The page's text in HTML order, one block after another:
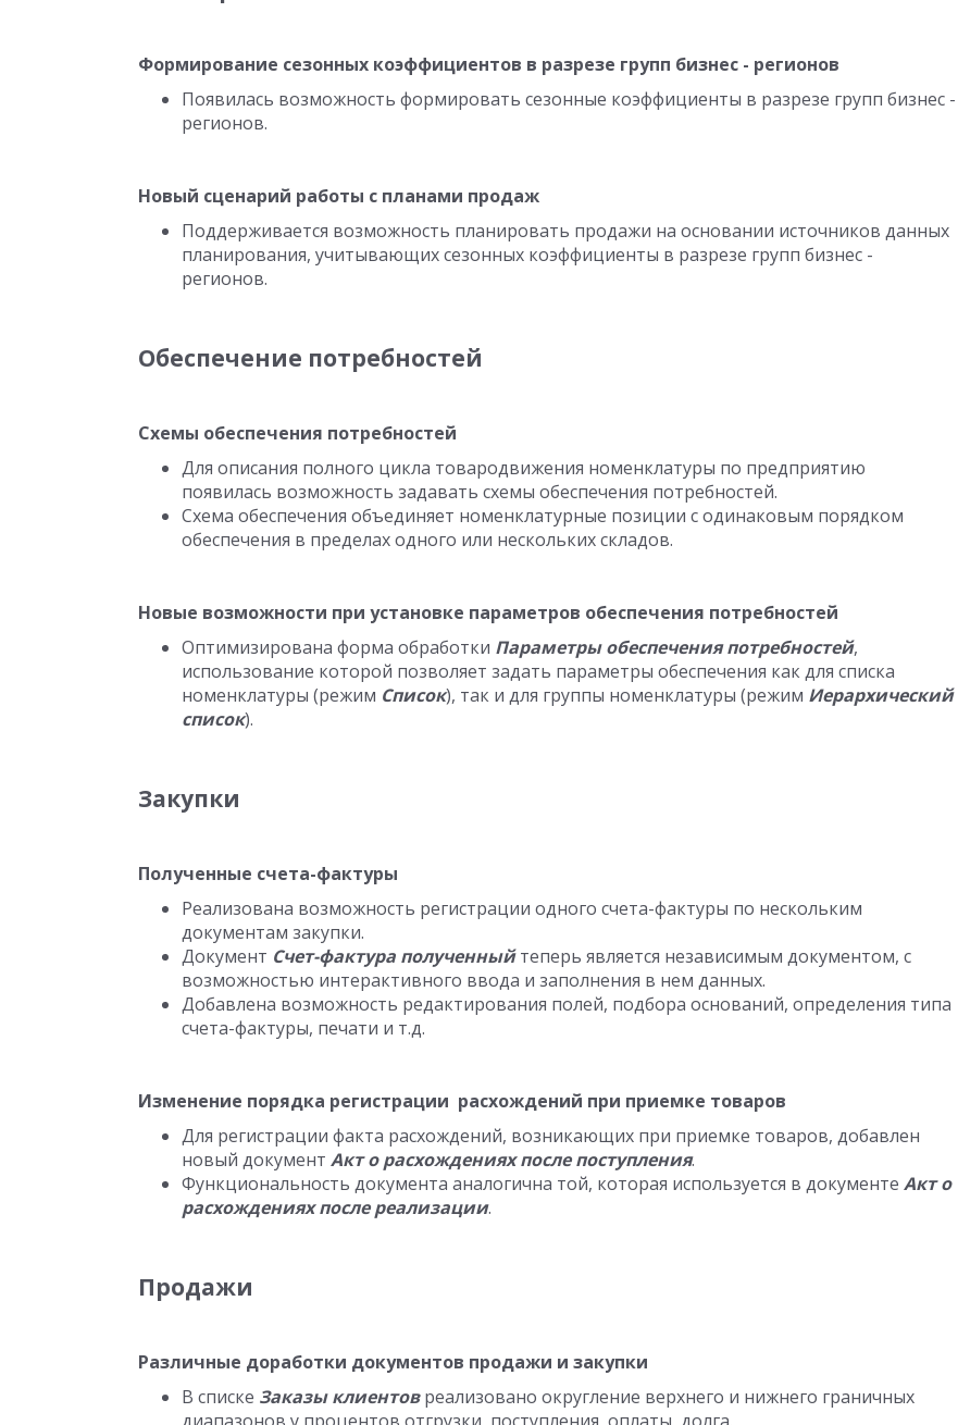
Формирование сезонных коэффициентов в разрезе групп бизнес - регионов
Появилась возможность формировать сезонные коэффициенты в разрезе групп бизнес -
регионов.
Новый сценарий работы с планами продаж
Поддерживается возможность планировать продажи на основании источников данных
планирования, учитывающих сезонных коэффициенты в разрезе групп бизнес -
регионов.
Обеспечение потребностей
Схемы обеспечения потребностей
Для описания полного цикла товародвижения номенклатуры по предприятию
появилась возможность задавать схемы обеспечения потребностей.
Схема обеспечения объединяет номенклатурные позиции с одинаковым порядком
обеспечения в пределах одного или нескольких складов.
Новые возможности при установке параметров обеспечения потребностей
Оптимизирована форма обработки Параметры обеспечения потребностей,
использование которой позволяет задать параметры обеспечения как для списка
номенклатуры (режим Список), так и для группы номенклатуры (режим Иерархический
список).
Закупки
Полученные счета-фактуры
Реализована возможность регистрации одного счета-фактуры по нескольким
документам закупки.
Документ Счет-фактура полученныйтеперь является независимым документом, с
возможностью интерактивного ввода и заполнения в нем данных.
Добавлена возможность редактирования полей, подбора оснований, определения типа
счета-фактуры, печати и т.д.
Изменение порядка регистрации расхождений при приемке товаров
Для регистрации факта расхождений, возникающих при приемке товаров, добавлен
новый документ Акт о расхождениях после поступления.
Функциональность документа аналогична той, которая используется в документе Акт о
расхождениях после реализации.
Продажи
Различные доработки документов продажи и закупки
В списке Заказы клиентовреализовано округление верхнего и нижнего граничных